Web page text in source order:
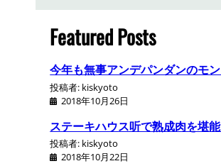
c
h
Featured Posts
今年も無事アンデパンダンのモ
投稿者: kiskyoto
2018年10月26日
ステーキハウス听で熟成肉を堪
投稿者: kiskyoto
2018年10月22日